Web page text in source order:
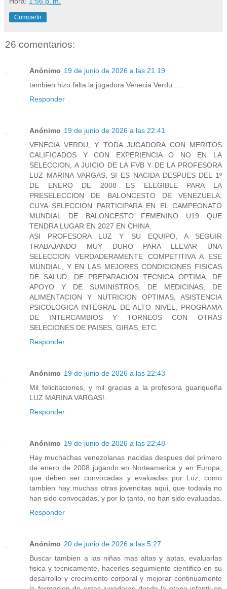
Compartir
26 comentarios:
Anónimo 19 de junio de 2026 a las 21:19
tambien hizo falta la jugadora Venecia Verdu.....
Responder
Anónimo 19 de junio de 2026 a las 22:41
VENECIA VERDU, Y TODA JUGADORA CON MERITOS
CALIFICADOS Y CON EXPERIENCIA O NO EN LA
SELECCION, A JUICIO DE LA FVB Y DE LA PROFESORA
LUZ MARINA VARGAS, SI ES NACIDA DESPUES DEL 1º
DE ENERO DE 2008 ES ELEGIBLE PARA LA
PRESELECCION DE BALONCESTO DE VENEZUELA,
CUYA SELECCION PARTICIPARA EN EL CAMPEONATO
MUNDIAL DE BALONCESTO FEMENINO U19 QUE
TENDRA LUGAR EN 2027 EN CHINA.
ASI PROFESORA LUZ Y SU EQUIPO, A SEGUIR
TRABAJANDO MUY DURO PARA LLEVAR UNA
SELECCION VERDADERAMENTE COMPETITIVA A ESE
MUNDIAL, Y EN LAS MEJORES CONDICIONES FISICAS
DE SALUD, DE PREPARACION TECNICA OPTIMA, DE
APOYO Y DE SUMINISTROS, DE MEDICINAS, DE
ALIMENTACION Y NUTRICION OPTIMAS, ASISTENCIA
PSICOLOGICA INTEGRAL DE ALTO NIVEL, PROGRAMA
DE INTERCAMBIOS Y TORNEOS CON OTRAS
SELECIONES DE PAISES, GIRAS, ETC.
Responder
Anónimo 19 de junio de 2026 a las 22:43
Mil felicitaciones, y mil gracias a la profesora guariqueña
LUZ MARINA VARGAS!.
Responder
Anónimo 19 de junio de 2026 a las 22:48
Hay muchachas venezolanas nacidas despues del primero
de enero de 2008 jugando en Norteamerica y en Europa,
que deben ser convocadas y evaluadas por Luz, como
tambien hay muchas otras jovencitas aqui, que todavia no
han sido convocadas, y por lo tanto, no han sido evaluadas.
Responder
Anónimo 20 de junio de 2026 a las 5:27
Buscar tambien a las niñas mas altas y aptas, evaluarlas
fisica y tecnicamente, hacerles seguimiento cientifico en su
desarrollo y crecimiento corporal y mejorar continuamente